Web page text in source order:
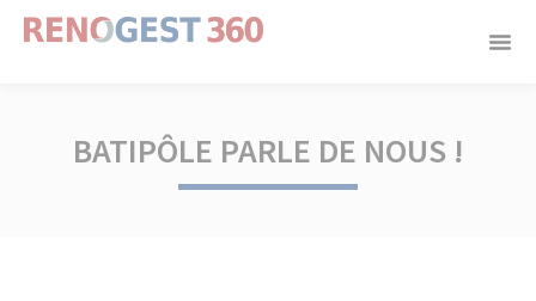
BATIPÔLE PARLE DE NOUS !
Panneau de gestion des cookies